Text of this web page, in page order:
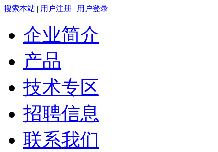
搜索本站 | 用户注册 | 用户登录
企业简介
产品
技术专区
招聘信息
联系我们